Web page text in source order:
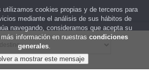
utilizamos cookies propias y de terceros para
mediante el análisis de sus hábitos de
navegando, consideramos que acepta su
información en nuestras condiciones
generales.